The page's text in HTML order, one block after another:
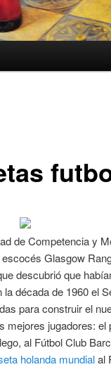
de Competencia y
Glasgow
descubrió que
década de 1960 el
para construir el
mejores jugadores:
al Fútbol Club
holanda mundialal